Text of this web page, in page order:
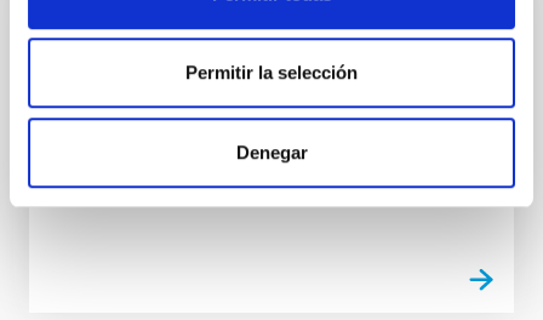
Permitir la selección
Denegar
Optical Coating Laboratory
The Optical Coating Laboratory is used for depositing
Rasilla Piñeiro
Roberto López López